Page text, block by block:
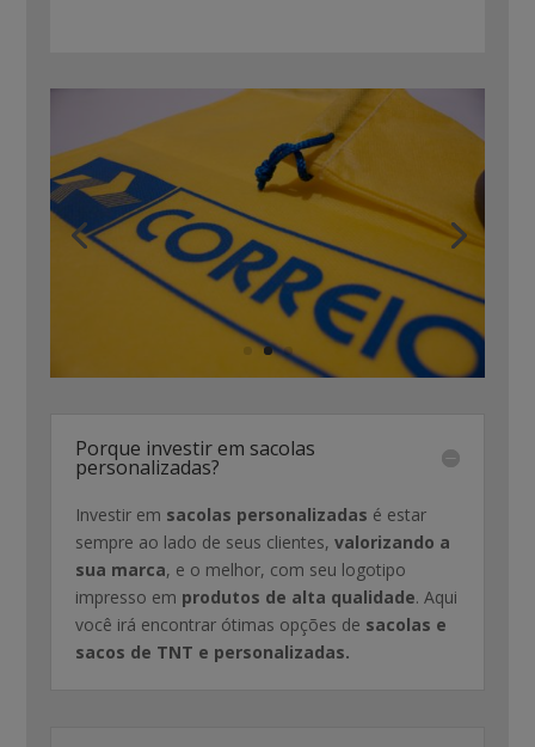
Porque investir em sacolas
personalizadas?
Investir em sacolas personalizadas é estar
sempre ao lado de seus clientes,valorizando a
sua marca, e o melhor, com seu logotipo
impresso em produtos de alta qualidade. Aqui
você irá encontrar ótimas opções de sacolas e
sacos de TNT e personalizadas.